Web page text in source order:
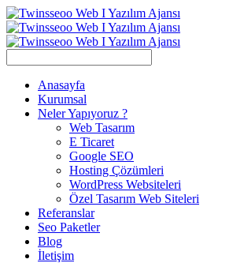
Anasayfa
Kurumsal
Neler Yapıyoruz ?
Web Tasarım
E Ticaret
Google SEO
Hosting Çözümleri
WordPress Websiteleri
Özel Tasarım Web Siteleri
Referanslar
Seo Paketler
Blog
İletişim